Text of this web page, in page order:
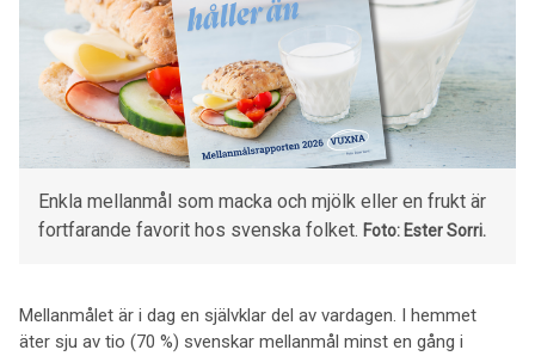
Enkla mellanmål som macka och mjölk eller en frukt är
fortfarande favorit hos svenska folket. Foto: Ester Sorri.
Mellanmålet är i dag en självklar del av vardagen. I hemmet
äter sju av tio (70 %) svenskar mellanmål minst en gång i